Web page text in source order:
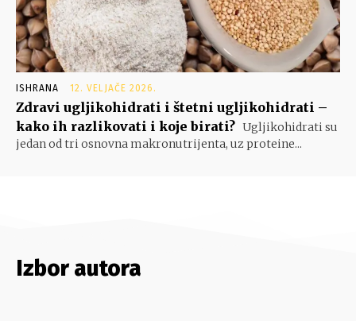
ISHRANA 12. VELJAČE 2026.
Zdravi ugljikohidrati i štetni ugljikohidrati –
kako ih razlikovati i koje birati? Ugljikohidrati su
jedan od tri osnovna makronutrijenta, uz proteine...
Izbor autora